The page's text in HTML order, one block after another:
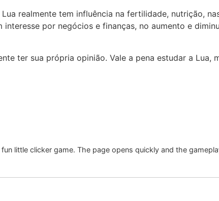
realmente tem influência na fertilidade, nutrição,
interesse por negócios e finanças, no aumento e
ter sua própria opinião. Vale a pena estudar a Lua,
fun little clicker game. The page opens quickly and the